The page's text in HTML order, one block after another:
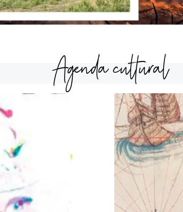
Agenda cultural